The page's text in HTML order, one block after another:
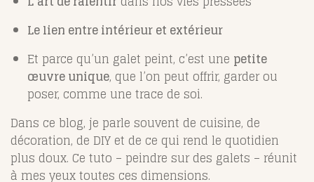
Le lien entre intérieur et extérieur
Et parce qu’un galet peint, c’est une petite
œuvre unique, que l’on peut offrir, garder ou
poser, comme une trace de soi.
Dans ce blog, je parle souvent de cuisine, de
décoration, de DIY et de ce qui rend le quotidien
plus doux. Ce tuto – peindre sur des galets – réunit
à mes yeux toutes ces dimensions.